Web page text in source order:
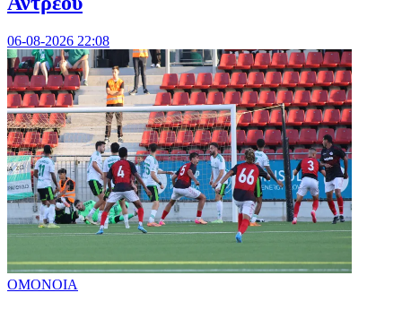
06-08-2026 22:08
ΟΜΟΝΟΙΑ